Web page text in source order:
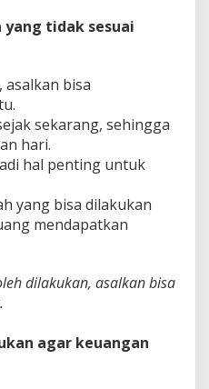
yang tidak sesuai
asalkan bisa
sekarang, sehingga
hari.
hal penting untuk
yang bisa dilakukan
mendapatkan
dilakukan, asalkan bisa
agar keuangan